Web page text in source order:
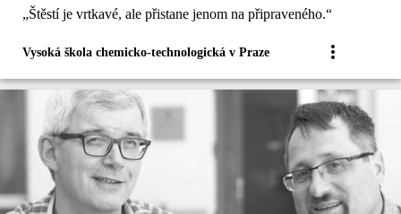
„Štěstí je vrtkavé, ale přistane jenom na připraveného.“
Vysoká škola chemicko-technologická v Praze